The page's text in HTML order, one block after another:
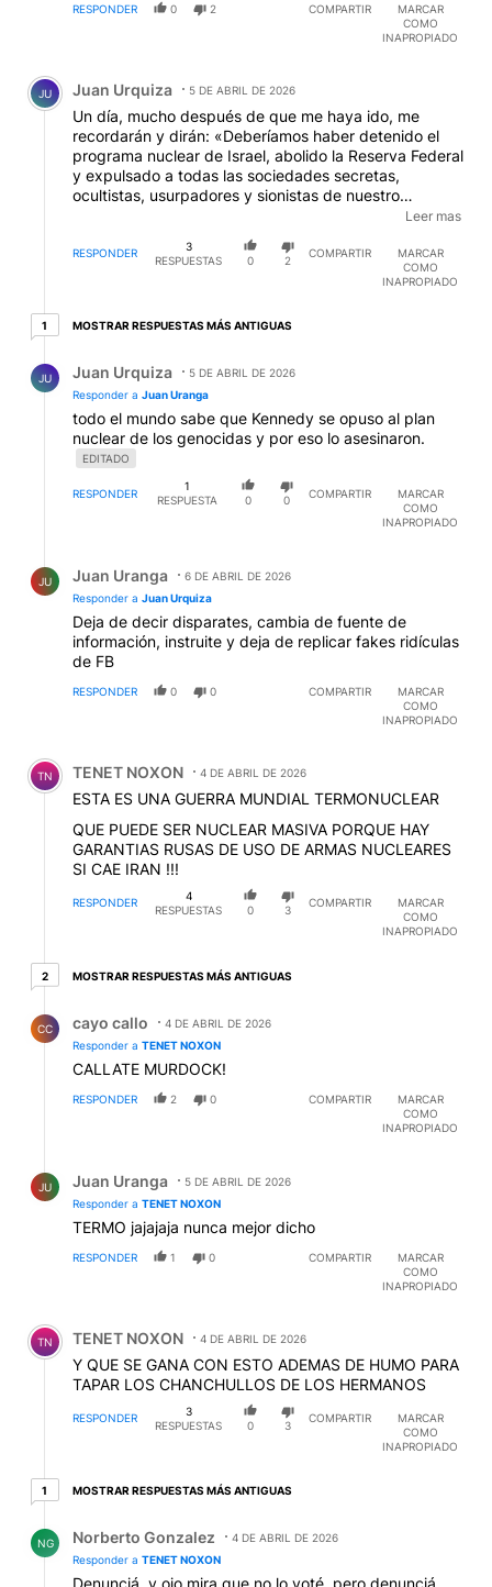
RESPONDER 0 2 COMPARTIR
MARCAR
COMO
INAPROPIADO
Comentario de Juan Urquiza.
JU Juan Urquiza 5 DE ABRIL DE 2026
Un día, mucho después de que me haya ido, me
recordarán y dirán: «Deberíamos haber detenido el
programa nuclear de Israel, abolido la Reserva Federal
y expulsado a todas las sociedades secretas,
ocultistas, usurpadores y sionistas de nuestro
maravilloso país para que lo siguiera siéndolo». Pero
nunca es demasiado tarde, recuérdenlo. John F.
Kennedy
EDITADO
Leer mas
RESPONDER
3
RESPUESTAS
0 2
COMPARTIR
MARCAR
COMO
INAPROPIADO
11 respuesta más antiguas
MOSTRAR RESPUESTAS MÁS ANTIGUAS
JU Juan Urquiza
5 DE ABRIL DE 2026
Responder a Juan Uranga
todo el mundo sabe que Kennedy se opuso al plan
nuclear de los genocidas y por eso lo asesinaron.
EDITADO
RESPONDER
1
RESPUESTA
0 0
COMPARTIR
MARCAR
COMO
INAPROPIADO
JU Juan Uranga
6 DE ABRIL DE 2026
Responder a Juan Urquiza
Deja de decir disparates, cambia de fuente de
información, instruite y deja de replicar fakes ridículas
de FB
RESPONDER 0 0 COMPARTIR
MARCAR
COMO
INAPROPIADO
Comentario de TENET NOXON.
TN TENET NOXON 4 DE ABRIL DE 2026
ESTA ES UNA GUERRA MUNDIAL TERMONUCLEAR
QUE PUEDE SER NUCLEAR MASIVA PORQUE HAY
GARANTIAS RUSAS DE USO DE ARMAS NUCLEARES
SI CAE IRAN !!!
RESPONDER
4
RESPUESTAS
0 3
COMPARTIR
MARCAR
COMO
INAPROPIADO
22 respuestas más antiguas
MOSTRAR RESPUESTAS MÁS ANTIGUAS
CC cayo callo
4 DE ABRIL DE 2026
Responder a TENET NOXON
CALLATE MURDOCK!
RESPONDER 2 0 COMPARTIR
MARCAR
COMO
INAPROPIADO
JU Juan Uranga
5 DE ABRIL DE 2026
Responder a TENET NOXON
TERMO jajajaja nunca mejor dicho
RESPONDER 1 0 COMPARTIR
MARCAR
COMO
INAPROPIADO
Comentario de TENET NOXON.
TN TENET NOXON 4 DE ABRIL DE 2026
Y QUE SE GANA CON ESTO ADEMAS DE HUMO PARA
TAPAR LOS CHANCHULLOS DE LOS HERMANOS
RESPONDER
3
RESPUESTAS
0 3
COMPARTIR
MARCAR
COMO
INAPROPIADO
11 respuesta más antiguas
MOSTRAR RESPUESTAS MÁS ANTIGUAS
NG Norberto Gonzalez
4 DE ABRIL DE 2026
Responder a TENET NOXON